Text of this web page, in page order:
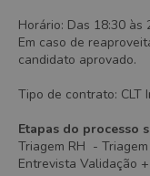
Horário: Das 18:30 às
Em caso de
candidato aprovado.
Tipo de contrato: CLT
Etapas do processo
Triagem RH -
Entrevista Validação